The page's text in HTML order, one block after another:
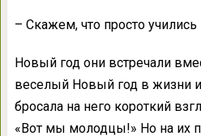
– Скажем, что просто учились
Новый год они встречали
веселый Новый год в жизни
бросала на него короткий
«Вот мы молодцы!» Но на их